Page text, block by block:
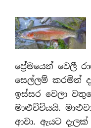
ප්‍රේමයෙන් වෙලී
සෙල්ලම් කරමින්
ඉස්සර වෙලා
මාළුච්චියයි.
ආවා. ඇයට